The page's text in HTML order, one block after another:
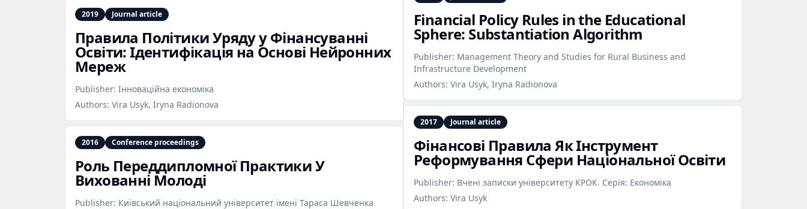
2019 Journal article
Правила Політики Уряду у Фінансуванні
Освіти: Ідентифікація на Основі Нейронних
Мереж
Publisher: Інноваційна економіка
Authors: Vira Usyk, Iryna Radionova
2016 Conference proceedings
Роль Переддипломної Практики У
Вихованні Молоді
Publisher: Київський національний університет імені Тараса Шевченка
Financial Policy Rules in the Educational
Sphere: Substantiation Algorithm
Publisher: Management Theory and Studies for Rural Business and
Infrastructure Development
Authors: Vira Usyk, Iryna Radionova
2017 Journal article
Фінансові Правила Як Інструмент
Реформування Сфери Національної Освіти
Publisher: Вчені записки університету КРОК. Серія: Економіка
Authors: Vira Usyk